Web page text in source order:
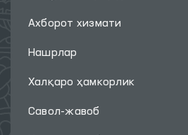
Ахборот хизмати
Нашрлар
Халқаро ҳамкорлик
Савол-жавоб